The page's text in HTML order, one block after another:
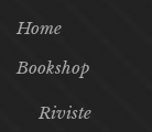
Home
Bookshop
Riviste